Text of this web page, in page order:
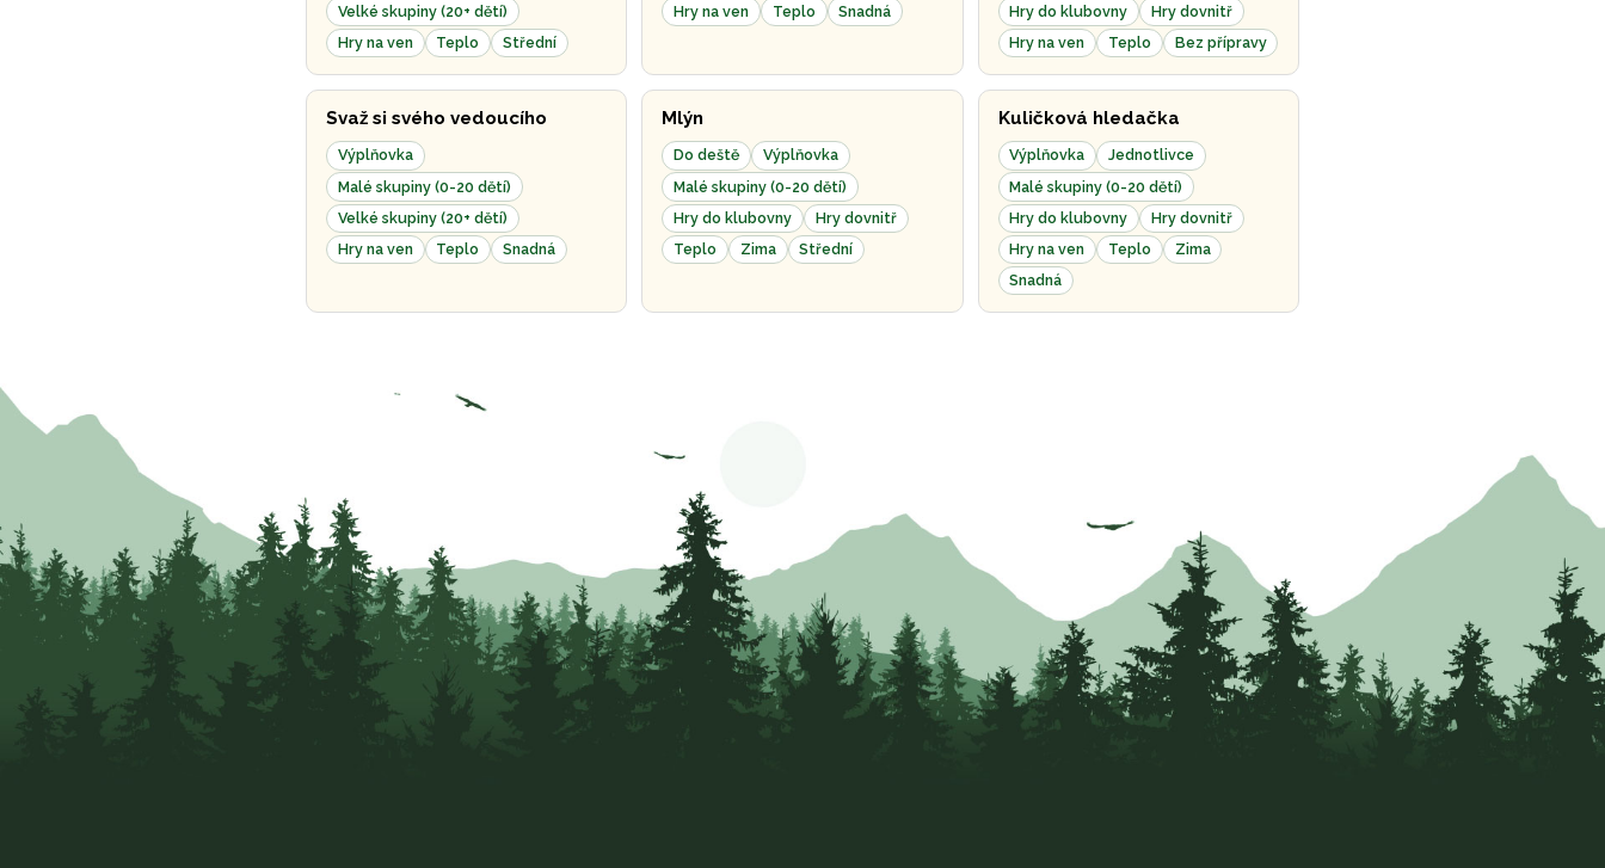
Velké skupiny (20+ dětí)
Hry na ven
Teplo Střední
Hry na ven
Teplo Snadná
Hry do klubovny
Hry dovnitř
Hry na ven
Teplo Bez přípravy
Svaž si svého vedoucího
Výplňovka
Malé skupiny (0-20 dětí)
Velké skupiny (20+ dětí)
Hry na ven
Teplo Snadná
Mlýn
Do deště
Výplňovka
Malé skupiny (0-20 dětí)
Hry do klubovny
Hry dovnitř
Teplo
Zima Střední
Kuličková hledačka
Výplňovka
Jednotlivce
Malé skupiny (0-20 dětí)
Hry do klubovny
Hry dovnitř
Hry na ven
Teplo
Zima
Snadná